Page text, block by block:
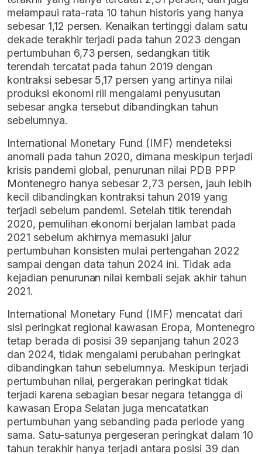
melampaui rata-rata 10 tahun historis yang hanya
sebesar 1,12 persen. Kenaikan tertinggi dalam satu
dekade terakhir terjadi pada tahun 2023 dengan
pertumbuhan 6,73 persen, sedangkan titik
terendah tercatat pada tahun 2019 dengan
kontraksi sebesar 5,17 persen yang artinya nilai
produksi ekonomi riil mengalami penyusutan
sebesar angka tersebut dibandingkan tahun
sebelumnya.
International Monetary Fund (IMF) mendeteksi
anomali pada tahun 2020, dimana meskipun terjadi
krisis pandemi global, penurunan nilai PDB PPP
Montenegro hanya sebesar 2,73 persen, jauh lebih
kecil dibandingkan kontraksi tahun 2019 yang
terjadi sebelum pandemi. Setelah titik terendah
2020, pemulihan ekonomi berjalan lambat pada
2021 sebelum akhirnya memasuki jalur
pertumbuhan konsisten mulai pertengahan 2022
sampai dengan data tahun 2024 ini. Tidak ada
kejadian penurunan nilai kembali sejak akhir tahun
2021.
International Monetary Fund (IMF) mencatat dari
sisi peringkat regional kawasan Eropa, Montenegro
tetap berada di posisi 39 sepanjang tahun 2023
dan 2024, tidak mengalami perubahan peringkat
dibandingkan tahun sebelumnya. Meskipun terjadi
pertumbuhan nilai, pergerakan peringkat tidak
terjadi karena sebagian besar negara tetangga di
kawasan Eropa Selatan juga mencatatkan
pertumbuhan yang sebanding pada periode yang
sama. Satu-satunya pergeseran peringkat dalam 10
tahun terakhir hanya terjadi antara posisi 39 dan